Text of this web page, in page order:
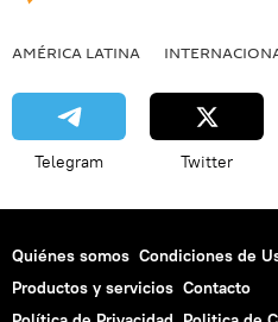
AMÉRICA LATINA
Telegram Twitter
Quiénes somos Condiciones de
Productos y servicios Contacto